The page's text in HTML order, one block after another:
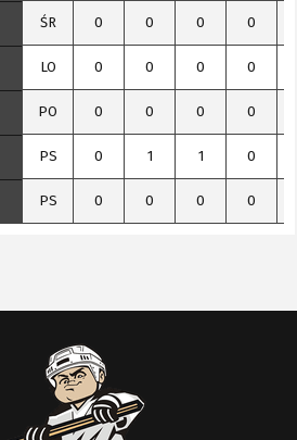
ŚR 0 0 0 0
LO 0 0 0 0
PO 0 0 0 0
PS 0 1 1 0
PS 0 0 0 0